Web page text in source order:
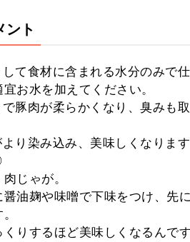
ント
て食材に含まれる水分のみで
お水を加えてください。
豚肉が柔らかくなり、臭みも
り染み込み、美味しくなります
じゃが。
油麹や味噌で下味をつけ、先
くりするほど美味しくなるんで